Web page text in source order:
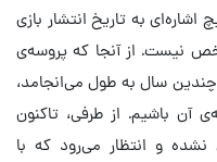
به تاریخ انتشار بازی
نیست. از آنجا که پروسه‌ی
سال به طول می‌انجامد،
آن باشیم. از طرفی، تاکنون
نشده و انتظار می‌رود که با